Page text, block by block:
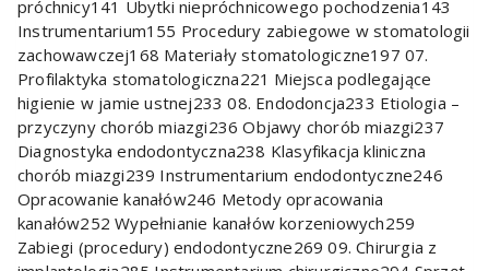
próchnicy141 Ubytki niepróchnicowego pochodzenia143
Instrumentarium155 Procedury zabiegowe w stomatologii
zachowawczej168 Materiały stomatologiczne197 07.
Profilaktyka stomatologiczna221 Miejsca podlegające
higienie w jamie ustnej233 08. Endodoncja233 Etiologia –
przyczyny chorób miazgi236 Objawy chorób miazgi237
Diagnostyka endodontyczna238 Klasyfikacja kliniczna
chorób miazgi239 Instrumentarium endodontyczne246
Opracowanie kanałów246 Metody opracowania
kanałów252 Wypełnianie kanałów korzeniowych259
Zabiegi (procedury) endodontyczne269 09. Chirurgia z